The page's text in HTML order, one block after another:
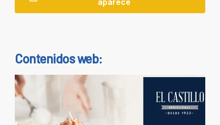
Contenidos web: